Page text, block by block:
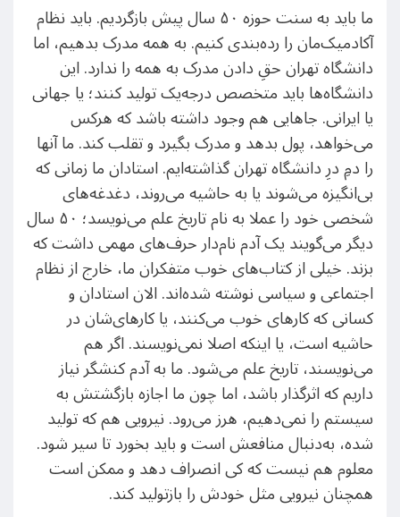
ما باید به سنت حوزه ۵٠ سال پیش بازگردیم. باید نظام
آکادمیک‌مان را رده‌بندی کنیم. به همه مدرک بدهیم، اما
دانشگاه تهران حقِ دادن مدرک به همه را ندارد. این
دانشگاه‌ها باید متخصص درجه‌یک تولید کنند؛ یا جهانی
یا ایرانی. جاهایی هم وجود داشته باشد که هرکس
می‌خواهد، پول بدهد و مدرک بگیرد و تقلب کند. ما آنها
را دمِ درِ دانشگاه تهران گذاشته‌ایم. استادان ما زمانی که
بی‌انگیزه می‌شوند یا به حاشیه می‌روند، دغدغه‌های
شخصی خود را عملا به نام تاریخ علم می‌نویسد؛ ۵٠ سال
دیگر می‌گویند یک آدم نام‌دار حرف‌های مهمی داشت که
بزند. خیلی از کتاب‌های خوب متفکران ما، خارج از نظام
اجتماعی و سیاسی نوشته‌ شده‌اند. الان استادان و
کسانی که کارهای خوب می‌کنند، یا کارهای‌شان در
حاشیه است، یا اینکه اصلا نمی‌نویسند. اگر هم
می‌نویسند، تاریخ علم می‌شود. ما به آدم کنشگر نیاز
داریم که اثرگذار باشد، اما چون ما اجازه بازگشتش به
سیستم را نمی‌دهیم، هرز می‌رود. نیرویی هم که تولید
شده، به‌دنبال منافعش است و باید بخورد تا سیر شود.
معلوم هم نیست که کی انصراف دهد و ممکن است
همچنان نیرویی مثل خودش را بازتولید کند.